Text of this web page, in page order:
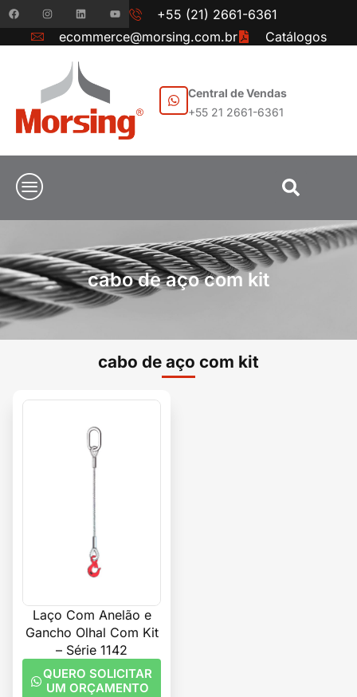
+55 (21) 2661-6361
ecommerce@morsing.com.br
Catálogos
Central de Vendas
+55 21 2661-6361
cabo de aço com kit
cabo de aço com kit
Laço Com Anelão e
Gancho Olhal Com Kit
– Série 1142
QUERO SOLICITAR
UM ORÇAMENTO